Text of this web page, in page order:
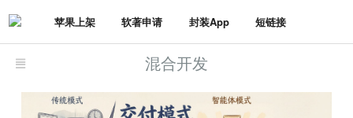
苹果上架 软著申请 封装App 短链接
混合开发